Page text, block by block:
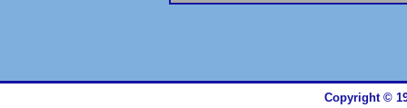
Copyright ©